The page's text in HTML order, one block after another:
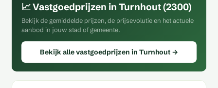
📈 Vastgoedprijzen in Turnhout (2300)
Bekijk de gemiddelde prijzen, de prijsevolutie en het actuele
aanbod in jouw stad of gemeente.
Bekijk alle vastgoedprijzen in Turnhout →